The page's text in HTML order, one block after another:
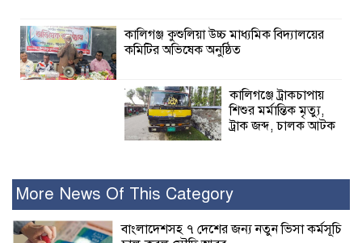
কালিগঞ্জ কুশুলিয়া উচ্চ মাধ্যমিক বিদ্যালয়ের
কমিটির অভিষেক অনুষ্ঠিত
কালিগঞ্জে ট্রাকচাপায়
শিশুর মর্মান্তিক মৃত্যু,
ট্রাক জব্দ, চালক আটক
গণঅভ্যুত্থান দিবসে আলোচনা সভা পুরষ্কার
বিতরণ
More News Of This Category
বাংলাদেশসহ ৭ দেশের জন্য নতুন ভিসা কর্মসূচি